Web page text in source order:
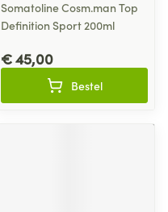
Somatoline Cosm.man Top
Definition Sport 200ml
€ 45,00
Bestel